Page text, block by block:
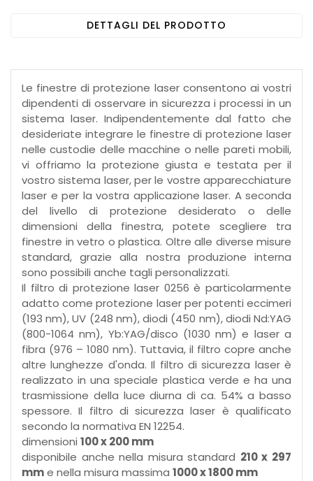
DETTAGLI DEL PRODOTTO
Le finestre di protezione laser consentono ai vostri
dipendenti di osservare in sicurezza i processi in un
sistema laser. Indipendentemente dal fatto che
desideriate integrare le finestre di protezione laser
nelle custodie delle macchine o nelle pareti mobili,
vi offriamo la protezione giusta e testata per il
vostro sistema laser, per le vostre apparecchiature
laser e per la vostra applicazione laser. A seconda
del livello di protezione desiderato o delle
dimensioni della finestra, potete scegliere tra
finestre in vetro o plastica. Oltre alle diverse misure
standard, grazie alla nostra produzione interna
sono possibili anche tagli personalizzati.
Il filtro di protezione laser 0256 è particolarmente
adatto come protezione laser per potenti eccimeri
(193 nm), UV (248 nm), diodi (450 nm), diodi Nd:YAG
(800-1064 nm), Yb:YAG/disco (1030 nm) e laser a
fibra (976 – 1080 nm). Tuttavia, il filtro copre anche
altre lunghezze d'onda. Il filtro di sicurezza laser è
realizzato in una speciale plastica verde e ha una
trasmissione della luce diurna di ca. 54% a basso
spessore. Il filtro di sicurezza laser è qualificato
secondo la normativa EN 12254.
dimensioni 100 x 200 mm
disponibile anche nella misura standard 210 x 297
mme nella misura massima 1000 x 1800 mm